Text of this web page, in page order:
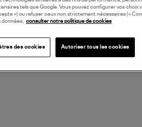
tels que Google. Vous pouvez configurer vos choix
») ou refuser ceux non strictement nécessaires («
données,
consulter notre politique de cookies
des cookies Autoriser tous les cookies